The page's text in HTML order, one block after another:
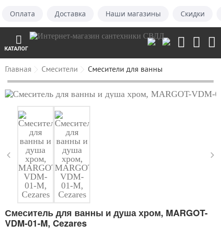
Оплата Доставка Наши магазины Скидки
КАТАЛОГ
Главная Смесители Смесители для ванны
Смеситель для ванны и душа хром, MARGOT-
VDM-01-M, Cezares